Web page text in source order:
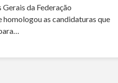
da Federação
homologou as candidaturas que